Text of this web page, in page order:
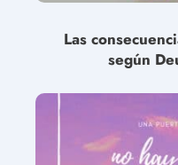
Las
según